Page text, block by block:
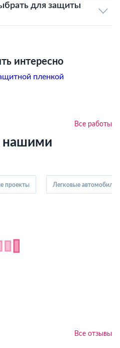
для защиты
интересно
пленкой
Все работы
нашими
проекты Легковые автомобили
Все отзывы